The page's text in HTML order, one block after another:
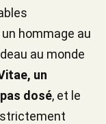
hommage au
au monde
un
dosé, et le